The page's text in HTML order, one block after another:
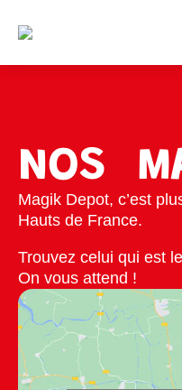
NOS
Magik Depot, c’est
Hauts de France.
Trouvez celui qui est
On vous attend !